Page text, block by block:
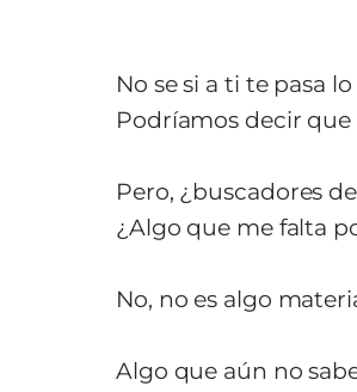
No se si a ti te pasa
Podríamos decir que
Pero, ¿buscadores
¿Algo que me falta
No, no es algo
Algo que aún no